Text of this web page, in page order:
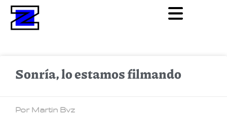
Sonría, lo estamos filmando
Por Martin Bvz